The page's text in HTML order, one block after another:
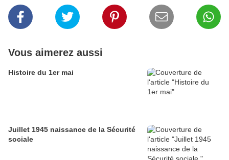
Vous aimerez aussi
Histoire du 1er mai
Juillet 1945 naissance de la Sécurité
sociale